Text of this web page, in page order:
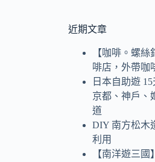
近期文章
【咖啡。螺
啡店，外帶咖
日本自助遊
京都、神戶、
道
DIY 南方松木
利用
【南洋遊三